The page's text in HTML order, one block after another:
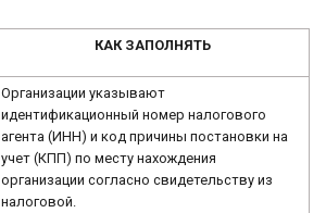
КАК ЗАПОЛНЯТЬ
Организации указывают
идентификационный номер налогового
агента (ИНН) и код причины постановки на
учет (КПП) по месту нахождения
организации согласно свидетельству из
налоговой.